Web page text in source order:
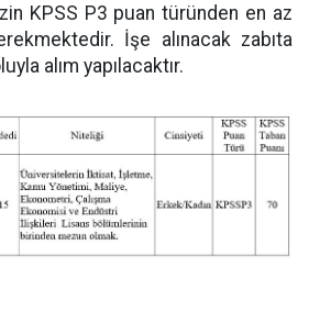
KPSS P3 puan türünden en az
İşe alınacak zabıta
alım yapılacaktır.